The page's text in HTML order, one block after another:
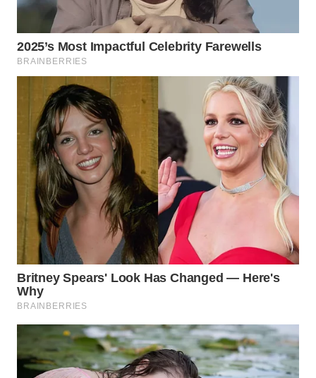
LABUANBAJO
WN
BORNEO
Group
WAHANA
NEWS
WAHANA
TANI
WAHANA
ADVOKAT
INFRASTRUKTUR
WAHANA